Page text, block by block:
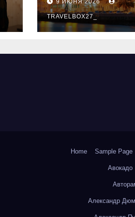
9 ИЮНЯ 2026
TRAVELBOX27_
Home Sample Page
Авокадо
Александр